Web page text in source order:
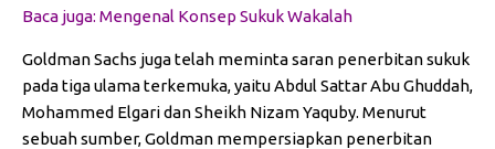
Baca juga: Mengenal Konsep Sukuk Wakalah
Goldman Sachs juga telah meminta saran penerbitan sukuk
pada tiga ulama terkemuka, yaitu Abdul Sattar Abu Ghuddah,
Mohammed Elgari dan Sheikh Nizam Yaquby. Menurut
sebuah sumber, Goldman mempersiapkan penerbitan